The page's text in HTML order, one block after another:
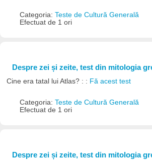
Categoria: Teste de Cultură Generală
Efectuat de 1 ori
Despre zei și zeite, test din mitologia
Cine era tatal lui Atlas? : : Fă acest test
Categoria: Teste de Cultură Generală
Efectuat de 1 ori
Despre zei și zeite, test din mitologia